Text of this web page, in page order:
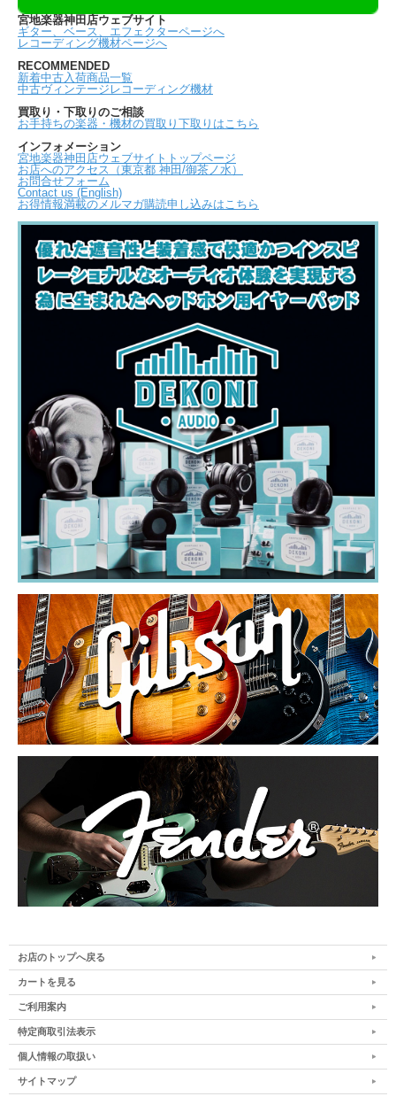
宮地楽器神田店ウェブサイト
ギター、ベース、エフェクターページへ
レコーディング機材ページへ
RECOMMENDED
新着中古入荷商品一覧
中古ヴィンテージレコーディング機材
買取り・下取りのご相談
お手持ちの楽器・機材の買取り下取りはこちら
インフォメーション
宮地楽器神田店ウェブサイトトップページ
お店へのアクセス（東京都 神田/御茶ノ水）
お問合せフォーム
Contact us (English)
お得情報満載のメルマガ購読申し込みはこちら
お店のトップへ戻る
カートを見る
ご利用案内
特定商取引法表示
個人情報の取扱い
サイトマップ